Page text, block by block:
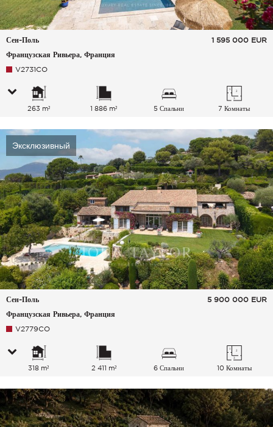
Сен-Поль
Французская Ривьера, Франция
1 595 000 EUR
V2731CO
263 m² 1 886 m² 5 Спальни 7 Комнаты
Эксклюзивный
Сен-Поль
Французская Ривьера, Франция
5 900 000 EUR
V2779CO
318 m² 2 411 m² 6 Спальни 10 Комнаты